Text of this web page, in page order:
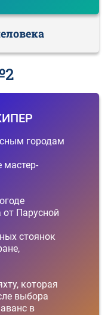
городам
Парусной
стоянок
которая
выбора
в